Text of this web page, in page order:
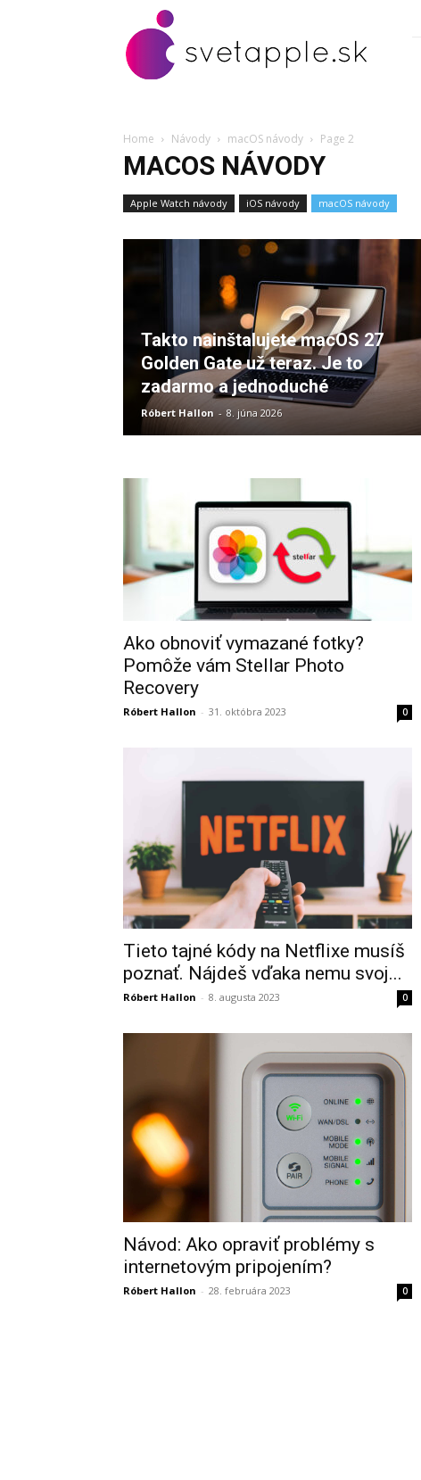
Home Návody macOS návody Page 2
MACOS NÁVODY
Apple Watch návody iOS návody macOS návody
Takto nainštalujete macOS 27
Golden Gate už teraz. Je to
zadarmo a jednoduché
Róbert Hallon - 8. júna 2026
Ako obnoviť vymazané fotky?
Pomôže vám Stellar Photo
Recovery
Róbert Hallon - 31. októbra 2023 0
Tieto tajné kódy na Netflixe musíš
poznať. Nájdeš vďaka nemu svoj...
Róbert Hallon - 8. augusta 2023 0
Návod: Ako opraviť problémy s
internetovým pripojením?
Róbert Hallon - 28. februára 2023 0